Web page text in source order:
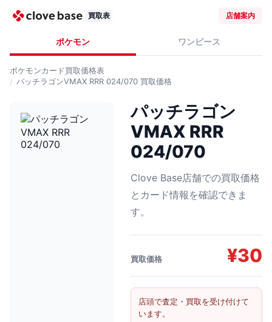
買取表 店舗案内
ポケモン ワンピース
ポケモンカード買取価格表
パッチラゴンVMAX RRR 024/070 買取価格
パッチラゴン
VMAX RRR
024/070
Clove Base店舗での買取価格
とカード情報を確認できま
す。
買取価格 ¥30
店頭で査定・買取を受け付けて
います。